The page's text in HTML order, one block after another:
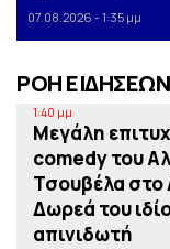
07.08.2026 - 1:35 μμ
ΡΟΗ ΕΙΔΗΣΕΩΝ
1:40 μμ
Μεγάλη
comedy του
Τσουβέλα στο
Δωρεά του
απινιδωτή